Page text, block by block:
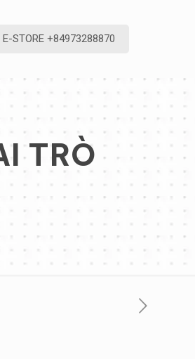
E-STORE +84973288870
TRÒ